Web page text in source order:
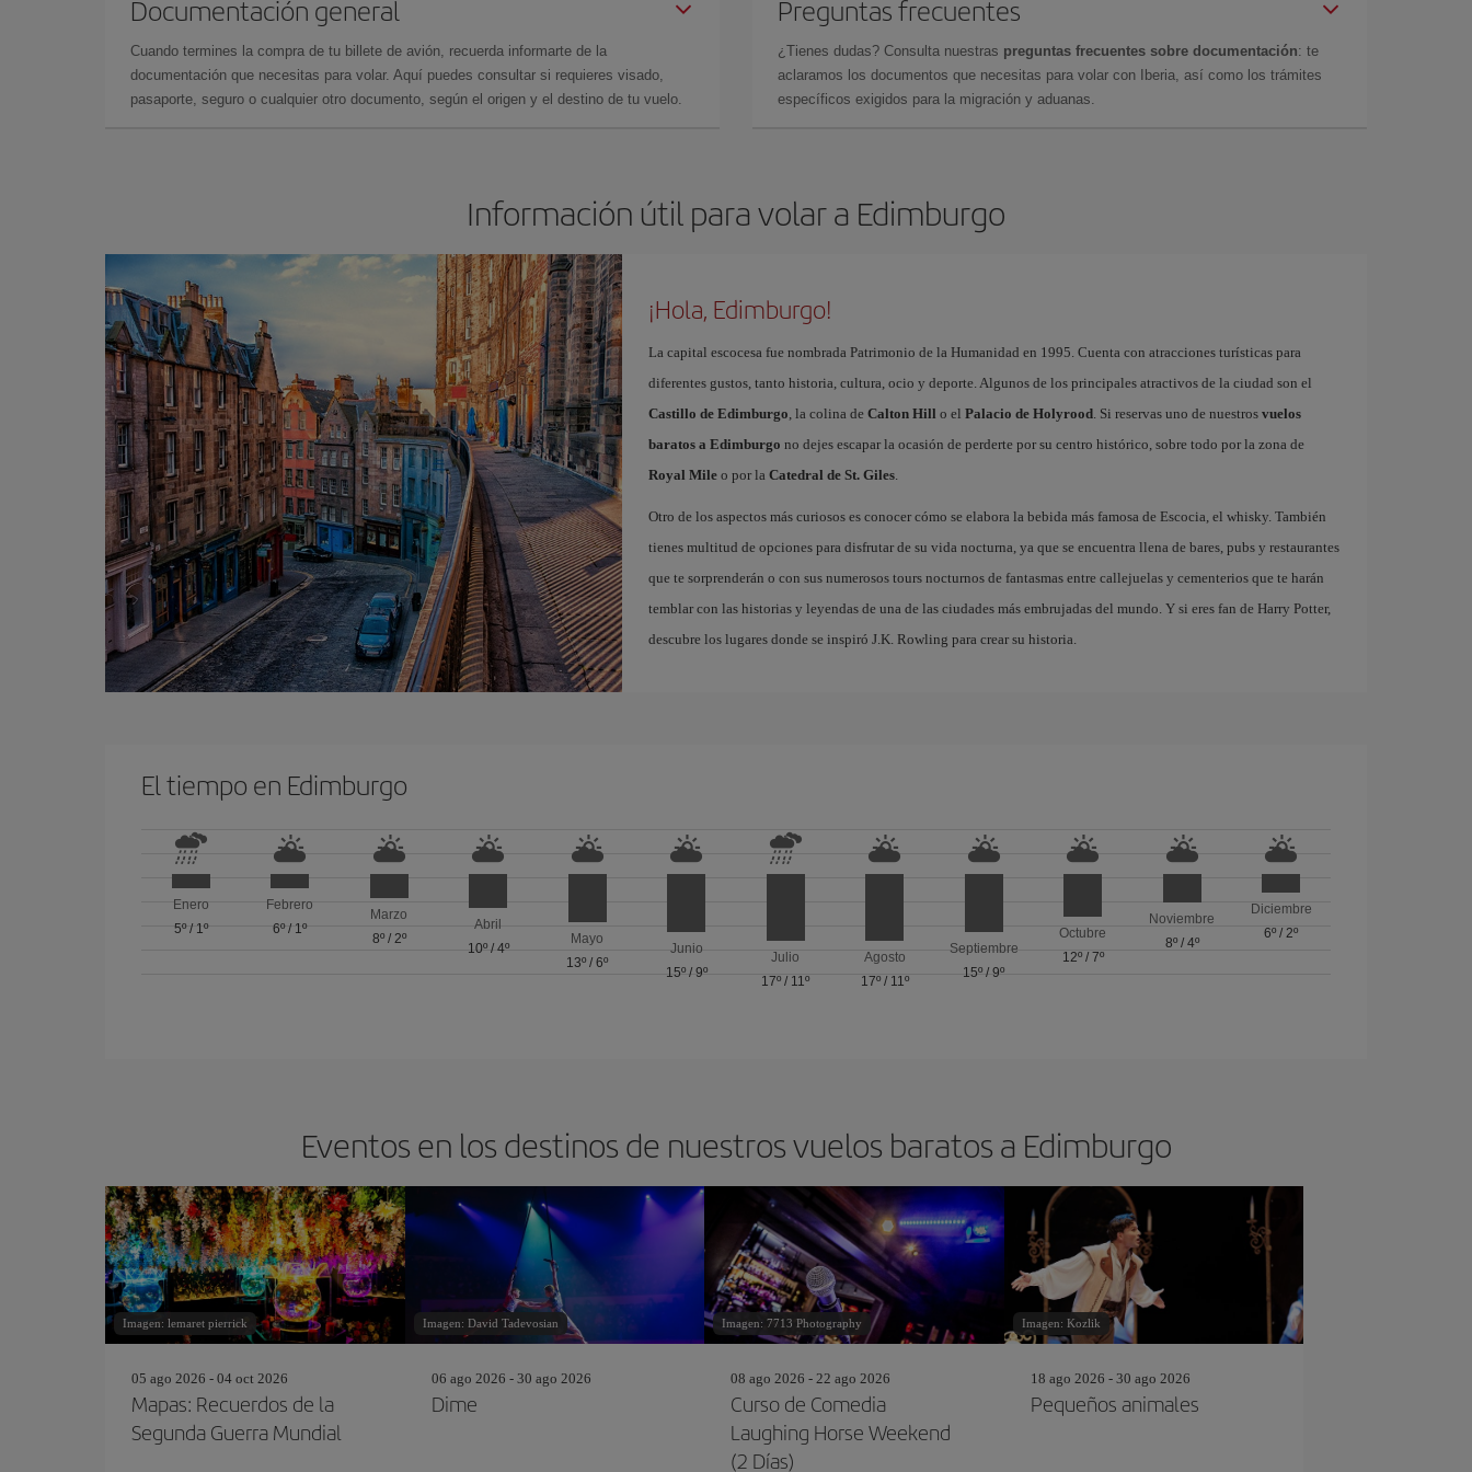
Documentación general
Cuando termines la compra de tu billete de avión, recuerda informarte de la
documentación que necesitas para volar. Aquí puedes consultar si requieres visado,
pasaporte, seguro o cualquier otro documento, según el origen y el destino de tu vuelo.
Preguntas frecuentes
¿Tienes dudas? Consulta nuestras preguntas frecuentes sobre documentación: te
aclaramos los documentos que necesitas para volar con Iberia, así como los trámites
específicos exigidos para la migración y aduanas.
Información útil para volar a Edimburgo
¡Hola, Edimburgo!
La capital escocesa fue nombrada Patrimonio de la Humanidad en 1995. Cuenta con atracciones turísticas para
diferentes gustos, tanto historia, cultura, ocio y deporte. Algunos de los principales atractivos de la ciudad son el
Castillo de Edimburgo , la colina de Calton Hill o el Palacio de Holyrood. Si reservas uno de nuestros vuelos
baratos a Edimburgo no dejes escapar la ocasión de perderte por su centro histórico, sobre todo por la zona de
Royal Mileo por la Catedral de St. Giles.
Otro de los aspectos más curiosos es conocer cómo se elabora la bebida más famosa de Escocia, el whisky. También
tienes multitud de opciones para disfrutar de su vida nocturna, ya que se encuentra llena de bares, pubs y restaurantes
que te sorprenderán o con sus numerosos tours nocturnos de fantasmas entre callejuelas y cementerios que te harán
temblar con las historias y leyendas de una de las ciudades más embrujadas del mundo. Y si eres fan de Harry Potter,
descubre los lugares donde se inspiró J.K. Rowling para crear su historia.
El tiempo en Edimburgo
Enero
5º/ 1º
Febrero
6º/ 1º
Marzo
8º/ 2º
Abril
10º/ 4º
Mayo
13º /6º
Junio
15º/ 9º
Julio
17º / 11º
Agosto
17º/ 11º
Septiembre
15º /9º
Octubre
12º/ 7º
Noviembre
8º/ 4º
Diciembre
6º /2º
Eventos en los destinos de nuestros vuelos baratos a Edimburgo
Imagen: lemaret pierrick
05 ago 2026 - 04 oct 2026
Mapas: Recuerdos de la
Segunda Guerra Mundial
Imagen: David Tadevosian
06 ago 2026 - 30 ago 2026
Dime
Imagen: 7713 Photography
08 ago 2026 - 22 ago 2026
Curso de Comedia
Laughing Horse Weekend
(2 Días)
Imagen: Kozlik
18 ago 2026 - 30 ago 2026
Pequeños animales